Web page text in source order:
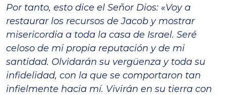
Por tanto, esto dice el Señor Dios: «Voy a
restaurar los recursos de Jacob y mostrar
misericordia a toda la casa de Israel. Seré
celoso de mi propia reputación y de mi
santidad. Olvidarán su vergüenza y toda su
infidelidad, con la que se comportaron tan
infielmente hacia mí. Vivirán en su tierra con